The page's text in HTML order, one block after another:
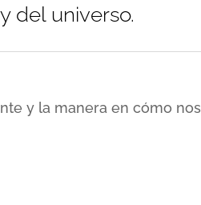
del universo.
y la manera en cómo nos